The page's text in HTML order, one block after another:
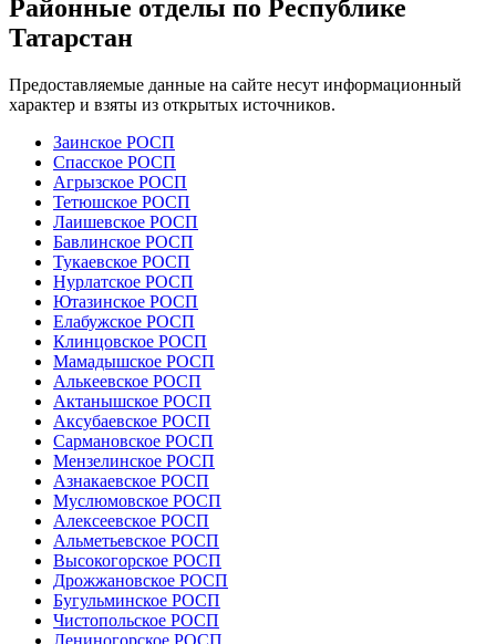
Районные отделы по Республике
Татарстан
Предоставляемые данные на сайте несут информационный
характер и взяты из открытых источников.
Заинское РОСП
Спасское РОСП
Агрызское РОСП
Тетюшское РОСП
Лаишевское РОСП
Бавлинское РОСП
Тукаевское РОСП
Нурлатское РОСП
Ютазинское РОСП
Елабужское РОСП
Клинцовское РОСП
Мамадышское РОСП
Алькеевское РОСП
Актанышское РОСП
Аксубаевское РОСП
Сармановское РОСП
Мензелинское РОСП
Азнакаевское РОСП
Муслюмовское РОСП
Алексеевское РОСП
Альметьевское РОСП
Высокогорское РОСП
Дрожжановское РОСП
Бугульминское РОСП
Чистопольское РОСП